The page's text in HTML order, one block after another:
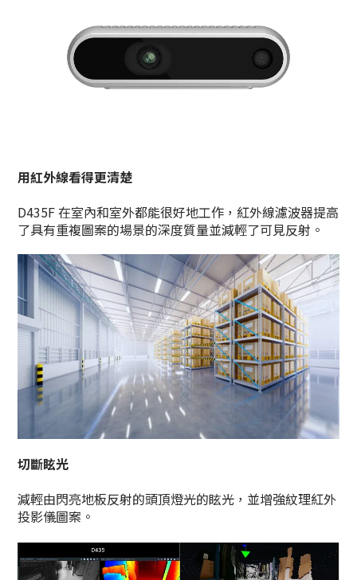
用紅外線看得更清楚
D435F 在室內和室外都能很好地工作，紅外線濾波器提高
了具有重複圖案的場景的深度質量並減輕了可見反射。
切斷眩光
減輕由閃亮地板反射的頭頂燈光的眩光，並增強紋理紅外
投影儀圖案。